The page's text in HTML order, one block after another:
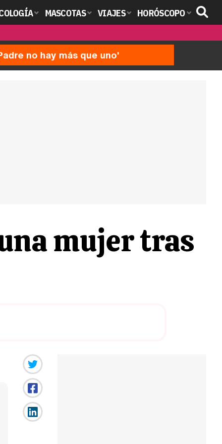
MASCOTAS VIAJES HORÓSCOPO
no hay más que uno'
mujer tras